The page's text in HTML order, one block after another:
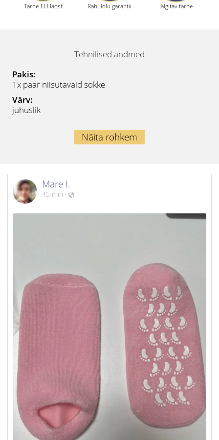
Tarne EU laost Rahulolu garantii Jälgitav tarne
Tehnilised andmed
Pakis:
1x paar niisutavaid sokke
Värv:
juhuslik
Näita rohkem
Mare I.
45 min ·